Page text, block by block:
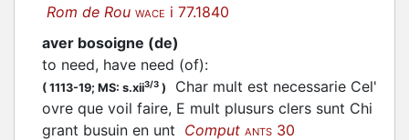
Rom de Rou WACE i 77.1840
aver bosoigne (de)
to need, have need (of):
( 1113-19; MS: s.xii3/3 )
Char mult est necessarie Cel'
ovre que voil faire, E mult plusurs clers sunt Chi
grant busuin en unt Comput ANTS 30